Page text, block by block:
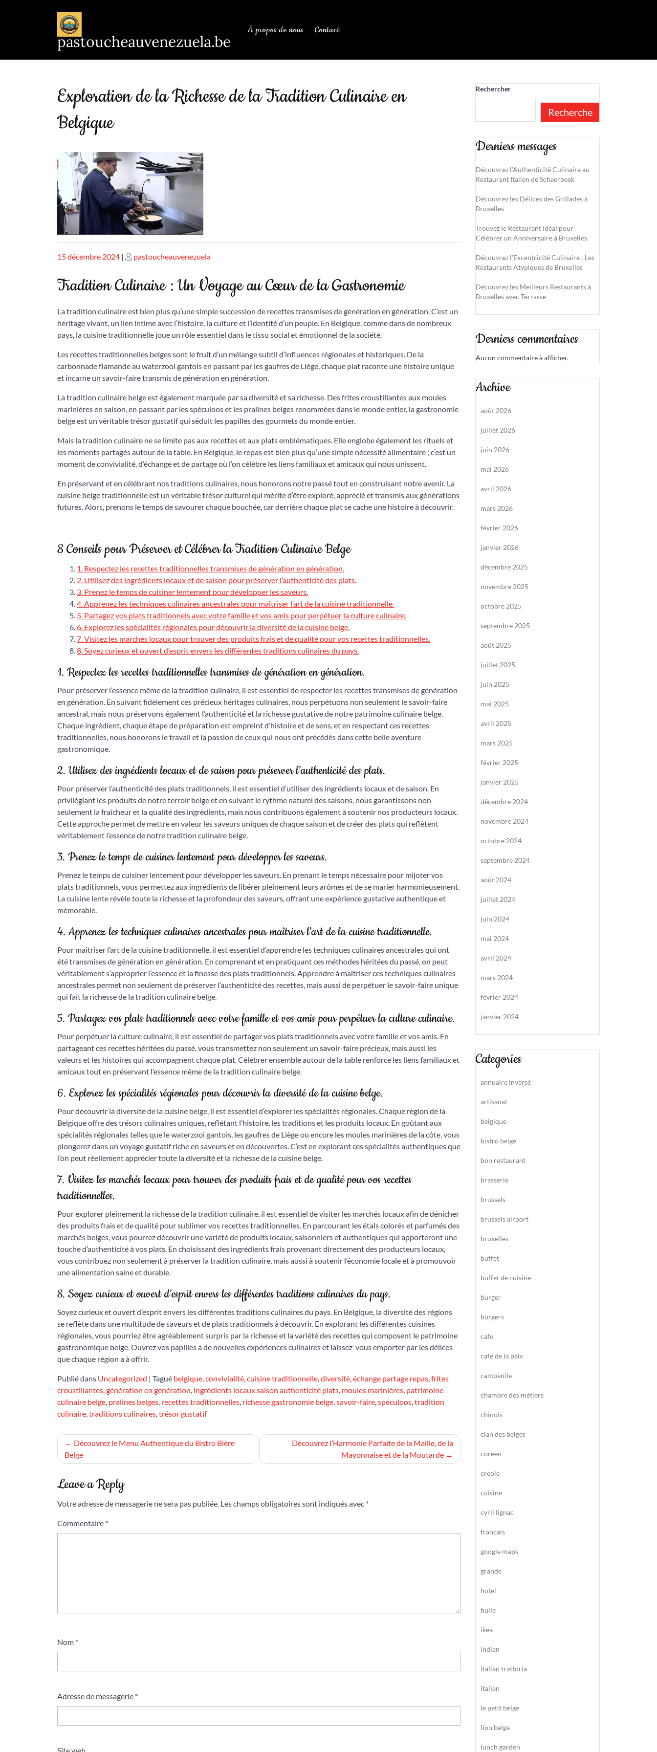
pastoucheauvenezuela.be
À propos de nous Contact
Exploration de la Richesse de la Tradition Culinaire en
Belgique
Publié
15 décembre 2024 | Publié
pastoucheauvenezuela
Tradition Culinaire : Un Voyage au Cœur de la Gastronomie
La tradition culinaire est bien plus qu’une simple succession de recettes transmises de génération en génération. C’est un
héritage vivant, un lien intime avec l’histoire, la culture et l’identité d’un peuple. En Belgique, comme dans de nombreux
pays, la cuisine traditionnelle joue un rôle essentiel dans le tissu social et émotionnel de la société.
Les recettes traditionnelles belges sont le fruit d’un mélange subtil d’influences régionales et historiques. De la
carbonnade flamande au waterzooi gantois en passant par les gaufres de Liège, chaque plat raconte une histoire unique
et incarne un savoir-faire transmis de génération en génération.
La tradition culinaire belge est également marquée par sa diversité et sa richesse. Des frites croustillantes aux moules
marinières en saison, en passant par les spéculoos et les pralines belges renommées dans le monde entier, la gastronomie
belge est un véritable trésor gustatif qui séduit les papilles des gourmets du monde entier.
Mais la tradition culinaire ne se limite pas aux recettes et aux plats emblématiques. Elle englobe également les rituels et
les moments partagés autour de la table. En Belgique, le repas est bien plus qu’une simple nécessité alimentaire ; c’est un
moment de convivialité, d’échange et de partage où l’on célèbre les liens familiaux et amicaux qui nous unissent.
En préservant et en célébrant nos traditions culinaires, nous honorons notre passé tout en construisant notre avenir. La
cuisine belge traditionnelle est un véritable trésor culturel qui mérite d’être exploré, apprécié et transmis aux générations
futures. Alors, prenons le temps de savourer chaque bouchée, car derrière chaque plat se cache une histoire à découvrir.
8 Conseils pour Préserver et Célébrer la Tradition Culinaire Belge
1. Respectez les recettes traditionnelles transmises de génération en génération.
2. Utilisez des ingrédients locaux et de saison pour préserver l’authenticité des plats.
3. Prenez le temps de cuisiner lentement pour développer les saveurs.
4. Apprenez les techniques culinaires ancestrales pour maîtriser l’art de la cuisine traditionnelle.
5. Partagez vos plats traditionnels avec votre famille et vos amis pour perpétuer la culture culinaire.
6. Explorez les spécialités régionales pour découvrir la diversité de la cuisine belge.
7. Visitez les marchés locaux pour trouver des produits frais et de qualité pour vos recettes traditionnelles.
8. Soyez curieux et ouvert d’esprit envers les différentes traditions culinaires du pays.
1. Respectez les recettes traditionnelles transmises de génération en génération.
Pour préserver l’essence même de la tradition culinaire, il est essentiel de respecter les recettes transmises de génération
en génération. En suivant fidèlement ces précieux héritages culinaires, nous perpétuons non seulement le savoir-faire
ancestral, mais nous préservons également l’authenticité et la richesse gustative de notre patrimoine culinaire belge.
Chaque ingrédient, chaque étape de préparation est empreint d’histoire et de sens, et en respectant ces recettes
traditionnelles, nous honorons le travail et la passion de ceux qui nous ont précédés dans cette belle aventure
gastronomique.
2. Utilisez des ingrédients locaux et de saison pour préserver l’authenticité des plats.
Pour préserver l’authenticité des plats traditionnels, il est essentiel d’utiliser des ingrédients locaux et de saison. En
privilégiant les produits de notre terroir belge et en suivant le rythme naturel des saisons, nous garantissons non
seulement la fraîcheur et la qualité des ingrédients, mais nous contribuons également à soutenir nos producteurs locaux.
Cette approche permet de mettre en valeur les saveurs uniques de chaque saison et de créer des plats qui reflètent
véritablement l’essence de notre tradition culinaire belge.
3. Prenez le temps de cuisiner lentement pour développer les saveurs.
Prenez le temps de cuisiner lentement pour développer les saveurs. En prenant le temps nécessaire pour mijoter vos
plats traditionnels, vous permettez aux ingrédients de libérer pleinement leurs arômes et de se marier harmonieusement.
La cuisine lente révèle toute la richesse et la profondeur des saveurs, offrant une expérience gustative authentique et
mémorable.
4. Apprenez les techniques culinaires ancestrales pour maîtriser l’art de la cuisine traditionnelle.
Pour maîtriser l’art de la cuisine traditionnelle, il est essentiel d’apprendre les techniques culinaires ancestrales qui ont
été transmises de génération en génération. En comprenant et en pratiquant ces méthodes héritées du passé, on peut
véritablement s’approprier l’essence et la finesse des plats traditionnels. Apprendre à maîtriser ces techniques culinaires
ancestrales permet non seulement de préserver l’authenticité des recettes, mais aussi de perpétuer le savoir-faire unique
qui fait la richesse de la tradition culinaire belge.
5. Partagez vos plats traditionnels avec votre famille et vos amis pour perpétuer la culture culinaire.
Pour perpétuer la culture culinaire, il est essentiel de partager vos plats traditionnels avec votre famille et vos amis. En
partageant ces recettes héritées du passé, vous transmettez non seulement un savoir-faire précieux, mais aussi les
valeurs et les histoires qui accompagnent chaque plat. Célébrer ensemble autour de la table renforce les liens familiaux et
amicaux tout en préservant l’essence même de la tradition culinaire belge.
6. Explorez les spécialités régionales pour découvrir la diversité de la cuisine belge.
Pour découvrir la diversité de la cuisine belge, il est essentiel d’explorer les spécialités régionales. Chaque région de la
Belgique offre des trésors culinaires uniques, reflétant l’histoire, les traditions et les produits locaux. En goûtant aux
spécialités régionales telles que le waterzooi gantois, les gaufres de Liège ou encore les moules marinières de la côte, vous
plongerez dans un voyage gustatif riche en saveurs et en découvertes. C’est en explorant ces spécialités authentiques que
l’on peut réellement apprécier toute la diversité et la richesse de la cuisine belge.
7. Visitez les marchés locaux pour trouver des produits frais et de qualité pour vos recettes
traditionnelles.
Pour explorer pleinement la richesse de la tradition culinaire, il est essentiel de visiter les marchés locaux afin de dénicher
des produits frais et de qualité pour sublimer vos recettes traditionnelles. En parcourant les étals colorés et parfumés des
marchés belges, vous pourrez découvrir une variété de produits locaux, saisonniers et authentiques qui apporteront une
touche d’authenticité à vos plats. En choisissant des ingrédients frais provenant directement des producteurs locaux,
vous contribuez non seulement à préserver la tradition culinaire, mais aussi à soutenir l’économie locale et à promouvoir
une alimentation saine et durable.
8. Soyez curieux et ouvert d’esprit envers les différentes traditions culinaires du pays.
Soyez curieux et ouvert d’esprit envers les différentes traditions culinaires du pays. En Belgique, la diversité des régions
se reflète dans une multitude de saveurs et de plats traditionnels à découvrir. En explorant les différentes cuisines
régionales, vous pourriez être agréablement surpris par la richesse et la variété des recettes qui composent le patrimoine
gastronomique belge. Ouvrez vos papilles à de nouvelles expériences culinaires et laissez-vous emporter par les délices
que chaque région a à offrir.
Publié dans Uncategorized | Tagué belgique,convivialité,cuisine traditionnelle,diversité,échange partage repas,frites
croustillantes,génération en génération, ingrédients locaux saison authenticité plats, moules marinières, patrimoine
culinaire belge, pralines belges, recettes traditionnelles, richesse gastronomie belge,savoir-faire,spéculoos,tradition
culinaire,traditions culinaires,trésor gustatif
Navigation
de
l’article
Découvrez le Menu Authentique du Bistro Bière
Belge
Découvrez l’Harmonie Parfaite de la Maille, de la
Mayonnaise et de la Moutarde
Leave a Reply
Votre adresse de messagerie ne sera pas publiée. Les champs obligatoires sont indiqués avec *
Commentaire *
Nom *
Adresse de messagerie *
Rechercher
Recherche
Derniers messages
Découvrez l’Authenticité Culinaire au
Restaurant Italien de Schaerbeek
Découvrez les Délices des Grillades à
Bruxelles
Trouvez le Restaurant Idéal pour
Célébrer un Anniversaire à Bruxelles
Découvrez l’Excentricité Culinaire : Les
Restaurants Atypiques de Bruxelles
Découvrez les Meilleurs Restaurants à
Bruxelles avec Terrasse
Derniers commentaires
Aucun commentaire à afficher.
Archive
août 2026
juillet 2026
juin 2026
mai 2026
avril 2026
mars 2026
février 2026
janvier 2026
décembre 2025
novembre 2025
octobre 2025
septembre 2025
août 2025
juillet 2025
juin 2025
mai 2025
avril 2025
mars 2025
février 2025
janvier 2025
décembre 2024
novembre 2024
octobre 2024
septembre 2024
août 2024
juillet 2024
juin 2024
mai 2024
avril 2024
mars 2024
février 2024
janvier 2024
Categories
annuaire inversé
artisanat
belgique
bistro belge
bon restaurant
brasserie
brussels
brussels airport
bruxelles
buffet
buffet de cuisine
burger
burgers
cafe
cafe de la paix
campanile
chambre des métiers
chinois
clan des belges
coreen
creole
cuisine
cyril lignac
francais
google maps
grande
hotel
huile
ikea
indien
italian trattoria
italien
le petit belge
lion belge
lunch garden